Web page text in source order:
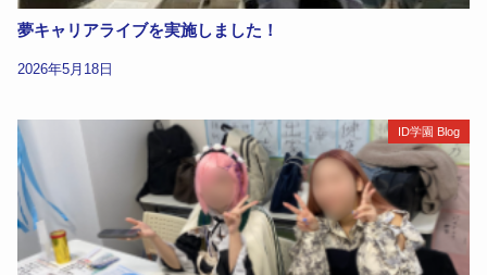
夢キャリアライブを実施しました！
2026年5月18日
ID学園 Blog